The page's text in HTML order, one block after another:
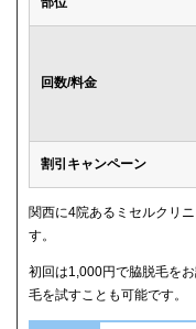
回数/料金
割引キャンペーン
関西に4院あるミセルクリ
す。
初回は1,000円で脇脱毛を
毛を試すことも可能です。